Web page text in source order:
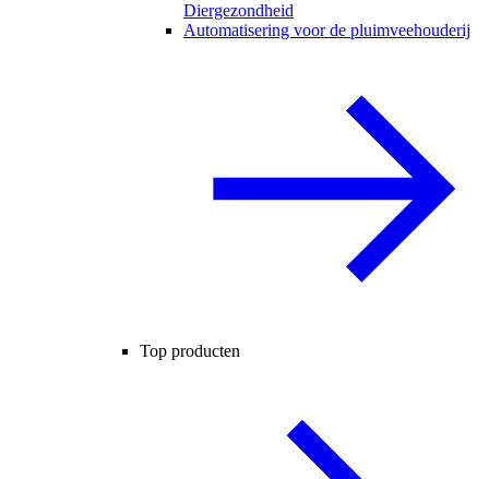
Diergezondheid
Automatisering voor de pluimveehouderij
Top producten